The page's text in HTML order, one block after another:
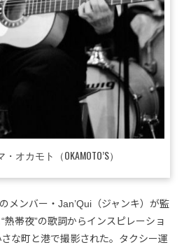
オカモト（OKAMOTO’S）
メンバー・Jan’Qui（ジャンキ）が監
熱帯夜”の歌詞からインスピレーショ
な町と港で撮影された。タクシー運